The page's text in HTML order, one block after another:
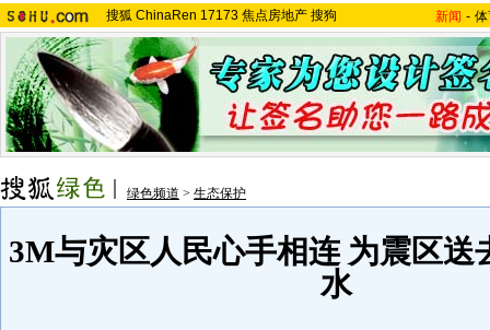
搜狐 ChinaRen 17173 焦点房地产 搜狗 新闻 -
绿色频道 > 生态保护
3M与灾区人民心手相连 为震区送
水